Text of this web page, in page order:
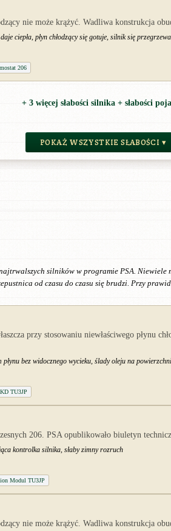
nie może krążyć. Wadliwa konstrukcja
ciepła, płyn chłodzący się gotuje, silnik się przegrzewa
206
+ 3 więcej słabości silnika + słabości
POKAŻ WSZYSTKIE SŁABOŚCI ▾
silników w programie PSA.
od czasu do czasu się brudzi. Przy
przy stosowaniu niewłaściwego płynu
bez widocznego wycieku, ślady oleju na
TU3JP
206. PSA opublikowało biuletyn
kontrolka silnika, słaby zimny rozruch
Modul TU3JP
nie może krążyć. Wadliwa konstrukcja